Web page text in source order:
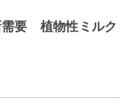
需要 植物性ミルク